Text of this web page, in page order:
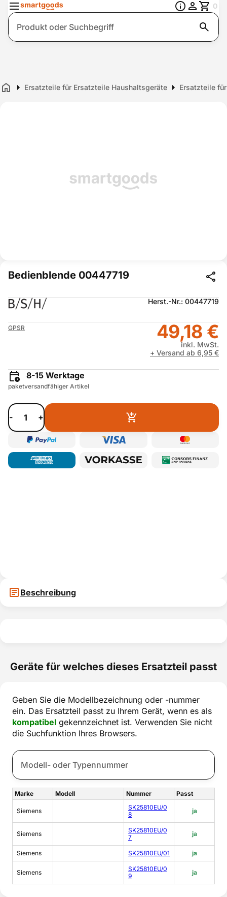
Suche
0
Home Ersatzteile für Ersatzteile Haushaltsgeräte Ersatzteile
Bedienblende 00447719
Herst.-Nr.: 00447719
GPSR 49,18 €
inkl. MwSt.
+ Versand ab 6,95 €
8-15 Werktage
paketversandfähiger Artikel
- +
Beschreibung
Geräte für welches dieses Ersatzteil passt
Geben Sie die Modellbezeichnung oder -nummer
ein. Das Ersatzteil passt zu Ihrem Gerät, wenn es als
kompatibel gekennzeichnet ist. Verwenden Sie nicht
die Suchfunktion Ihres Browsers.
Marke Modell Nummer Passt
Siemens
SK25810EU/0
8
ja
Siemens
SK25810EU/0
7
ja
Siemens SK25810EU/01 ja
Siemens
SK25810EU/0
9
ja